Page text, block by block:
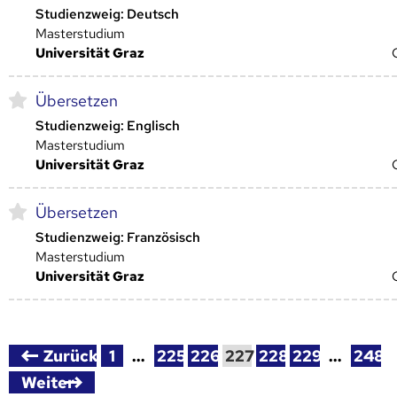
Studienzweig: Deutsch
Masterstudium
Universität Graz
Übersetzen
Studienzweig: Englisch
Masterstudium
Universität Graz
Übersetzen
Studienzweig: Französisch
Masterstudium
Universität Graz
Zurück 1 … 225 226 227 228 229 …
248
Weiter